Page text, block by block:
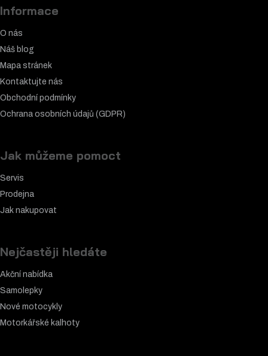
Informace
O nás
Náš blog
Mapa stránek
Kontaktujte nás
Obchodní podmínky
Ochrana osobních údajů (GDPR)
Jak můžeme pomoct
Servis
Prodejna
Jak nakupovat
Nejčastěji hledáte
Akční nabídka
Samolepky
Nové motocykly
Motorkářské kalhoty